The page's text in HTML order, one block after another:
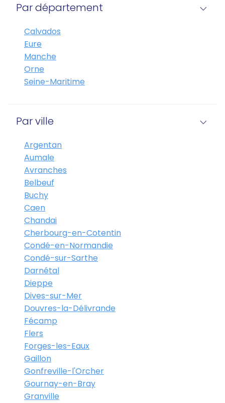
Par département
Calvados
Eure
Manche
Orne
Seine-Maritime
Par ville
Argentan
Aumale
Avranches
Belbeuf
Buchy
Caen
Chandai
Cherbourg-en-Cotentin
Condé-en-Normandie
Condé-sur-Sarthe
Darnétal
Dieppe
Dives-sur-Mer
Douvres-la-Délivrande
Fécamp
Flers
Forges-les-Eaux
Gaillon
Gonfreville-l'Orcher
Gournay-en-Bray
Granville